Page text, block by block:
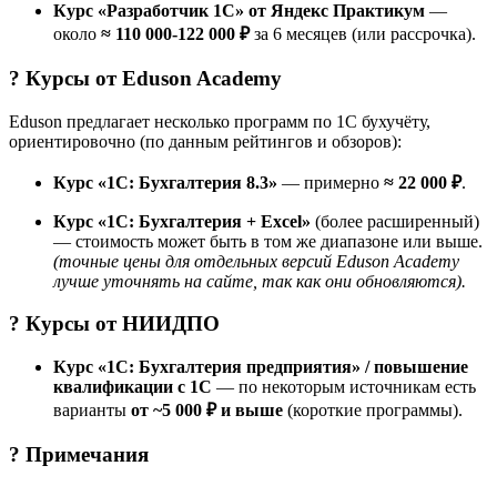
Курс «Разработчик 1C» от Яндекс Практикум —
около ≈ 110 000-122 000 ₽за 6 месяцев (или рассрочка).
? Курсы отEduson Academy
Eduson предлагает несколько программ по 1С бухучёту,
ориентировочно (по данным рейтингов и обзоров):
Курс «1С: Бухгалтерия 8.3» — примерно ≈ 22 000 ₽.
Курс «1С: Бухгалтерия + Excel» (более расширенный)
— стоимость может быть в том же диапазоне или выше.
(точные цены для отдельных версий Eduson Academy
лучше уточнять на сайте, так как они обновляются).
? Курсы отНИИДПО
Курс «1С: Бухгалтерия предприятия» / повышение
квалификации с 1С — по некоторым источникам есть
варианты от ~5 000 ₽ и выше (короткие программы).
? Примечания